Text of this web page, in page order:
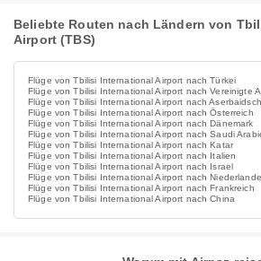
Beliebte Routen nach Ländern von
Airport (TBS)
Flüge von Tbilisi International Airport nach Türkei
Flüge von Tbilisi International Airport nach Vereinigte
Flüge von Tbilisi International Airport nach
Flüge von Tbilisi International Airport nach Österreich
Flüge von Tbilisi International Airport nach Dänemark
Flüge von Tbilisi International Airport nach Saudi
Flüge von Tbilisi International Airport nach Katar
Flüge von Tbilisi International Airport nach Italien
Flüge von Tbilisi International Airport nach Israel
Flüge von Tbilisi International Airport nach Niederlande
Flüge von Tbilisi International Airport nach Frankreich
Flüge von Tbilisi International Airport nach China